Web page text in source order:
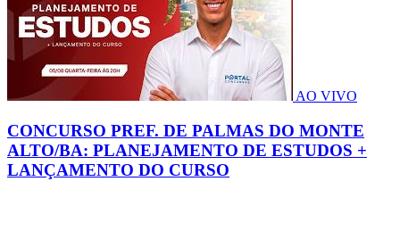
AO VIVO
CONCURSO PREF. DE PALMAS DO MONTE
ALTO/BA: PLANEJAMENTO DE ESTUDOS +
LANÇAMENTO DO CURSO